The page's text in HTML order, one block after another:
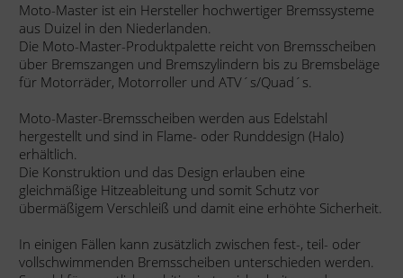
Moto-Master ist ein Hersteller hochwertiger Bremssysteme
aus Duizel in den Niederlanden.
Die Moto-Master-Produktpalette reicht von Bremsscheiben
über Bremszangen und Bremszylindern bis zu Bremsbeläge
für Motorräder, Motorroller und ATV´s/Quad´s.
Moto-Master-Bremsscheiben werden aus Edelstahl
hergestellt und sind in Flame- oder Runddesign (Halo)
erhältlich.
Die Konstruktion und das Design erlauben eine
gleichmäßige Hitzeableitung und somit Schutz vor
übermäßigem Verschleiß und damit eine erhöhte Sicherheit.
In einigen Fällen kann zusätzlich zwischen fest-, teil- oder
vollschwimmenden Bremsscheiben unterschieden werden.